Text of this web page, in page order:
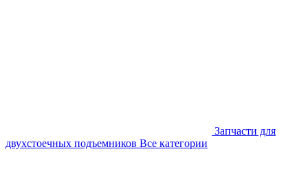
Запчасти для
двухстоечных подъемников Все категории